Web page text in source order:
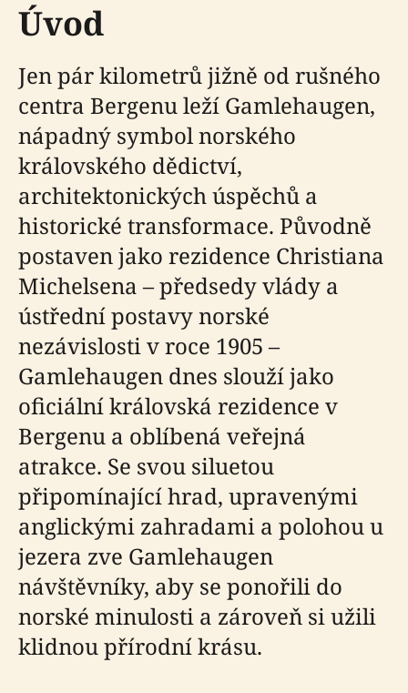
Úvod
Jen pár kilometrů jižně od rušného
centra Bergenu leží Gamlehaugen,
nápadný symbol norského
královského dědictví,
architektonických úspěchů a
historické transformace. Původně
postaven jako rezidence Christiana
Michelsena – předsedy vlády a
ústřední postavy norské
nezávislosti v roce 1905 –
Gamlehaugen dnes slouží jako
oficiální královská rezidence v
Bergenu a oblíbená veřejná
atrakce. Se svou siluetou
připomínající hrad, upravenými
anglickými zahradami a polohou u
jezera zve Gamlehaugen
návštěvníky, aby se ponořili do
norské minulosti a zároveň si užili
klidnou přírodní krásu.